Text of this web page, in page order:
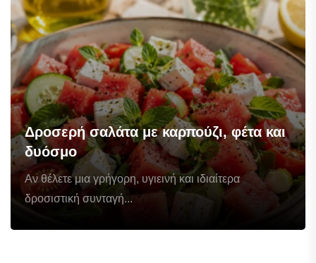
Δροσερή σαλάτα με καρπούζι, φέτα και
δυόσμο
Αν θέλετε μια γρήγορη, υγιεινή και ιδιαίτερα
δροσιστική συνταγή...